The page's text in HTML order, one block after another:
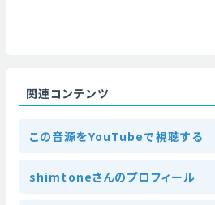
関連コンテンツ
この音源をYouTubeで視聴する
shimtoneさんのプロフィール